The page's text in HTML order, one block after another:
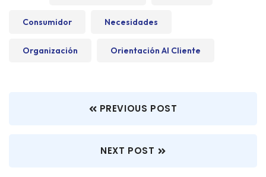
Consumidor Necesidades
Organización Orientación Al Cliente
PREVIOUS POST
NEXT POST